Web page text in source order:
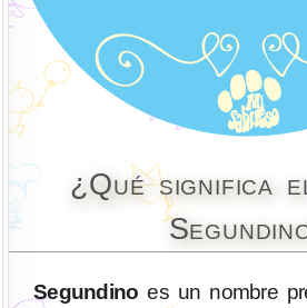
¿Qué significa
Segundino es un nombre